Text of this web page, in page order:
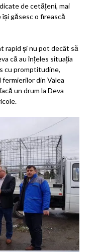
de cetățeni, mai
își găsesc o firească
rapid și nu pot decât să
că au înțeles situația
cu promptitudine,
din Valea
un drum la Deva